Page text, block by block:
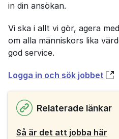
in din ansökan.
Vi ska i allt vi gör, agera
om alla människors lika
god service.
Logga in och sök jobbet
Öppnas
nytt
fönsterRelaterade länkar
Så är det att jobba här